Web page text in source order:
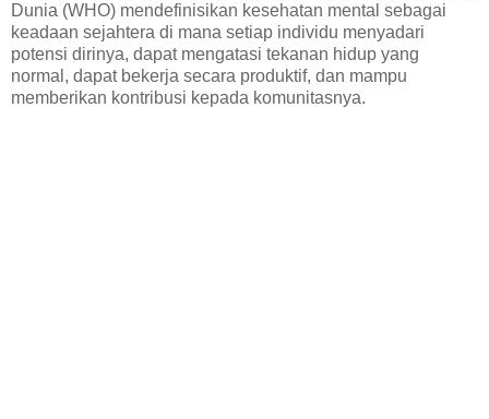
Dunia (WHO) mendefinisikan kesehatan mental sebagai
keadaan sejahtera di mana setiap individu menyadari
potensi dirinya, dapat mengatasi tekanan hidup yang
normal, dapat bekerja secara produktif, dan mampu
memberikan kontribusi kepada komunitasnya.